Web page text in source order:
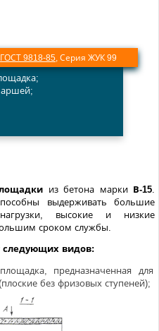
ГОСТ 9818-85 Серия ЖУК 99
из бетона марки В-15
выдерживать большие
высокие и низкие
сроком службы.
видов:
предназначенная для
без фризовых ступеней);